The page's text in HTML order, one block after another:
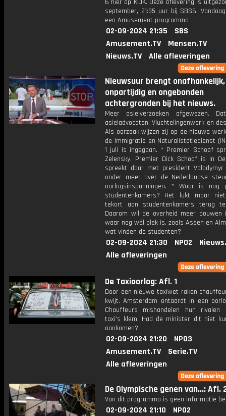
6 hier op KIJK. Deze aflevering is
september, 21:35 uur bij SBS6.
een Amusement programma
02-09-2024 21:35
SBS
Amusement.TV
Mensen.TV
Nieuws.TV
Alle afleveringen
Nieuwsuur brengt onafhankelijk,
onpartijdig en ongebonden
achtergronden bij het nieuws.
Meer asielverzoeken afgewezen.
asieladvocaten, Vluchtelingenwerk en
Als oorzaak wijzen zij op de nieuwe
de Immigratie en Naturalistatiedienst
1 juli is ingegaan. * Premier Schoof
Zelensky. Premier Dick Schoof is in
spreekt daar met president Volodymyr
onder meer over de Nederlandse
oorlogsinspanningen. * Waar is nog
studentenkamers? Het lukt maar
tekort aan studentenkamers terug
Daarom wil de overheid meer bouwen
waar nog wél plek is, zoals Assen en
wat vinden de studenten?
02-09-2024 21:30 NPO2
Alle afleveringen
De Taxioorlog: Afl. 1
Door een nieuwe taxiwet raken
kwijt. Amsterdam ontaardt in een
Chauffeurs mishandelen hun rivalen
taxi's klem. Had de minister dit niet
aankomen?
02-09-2024 21:20
NPO3
Amusement.TV
Serie.TV
Alle afleveringen
De Olympische genen van...: Afl.
Van dit programma is geen informatie
02-09-2024 21:10 NPO2